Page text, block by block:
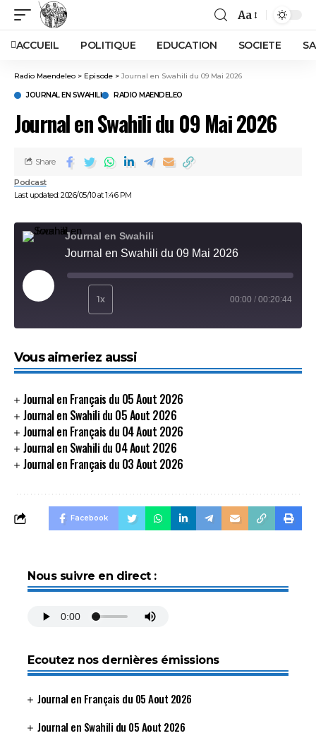
Aa
ACCUEIL POLITIQUE EDUCATION SOCIETE
Radio Maendeleo > Episode > Journal en Swahili du 09 Mai 2026
JOURNAL EN SWAHILI RADIO MAENDELEO
Journal en Swahili du 09 Mai 2026
Last updated: 2026/05/10 at 1:46 PM
Podcast
Share
Journal en Swahili
Journal en Swahili du 09 Mai 2026
Play Episode 1x 00:00 / 00:20:44
SHARE
EMBED
Vous aimeriez aussi
Journal en Français du 05 Aout 2026
Journal en Swahili du 05 Aout 2026
Journal en Français du 04 Aout 2026
Journal en Swahili du 04 Aout 2026
Journal en Français du 03 Aout 2026
Facebook
Nous suivre en direct :
Ecoutez nos dernières émissions
Journal en Français du 05 Aout 2026
Journal en Swahili du 05 Aout 2026